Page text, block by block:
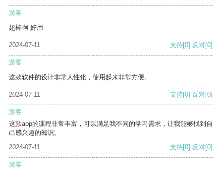
游客
超棒啊 好用
2024-07-11 支持[0] 反对[0]
游客
这款软件的设计非常人性化，使用起来非常方便。
2024-07-11 支持[0] 反对[0]
游客
这款app的课程非常丰富，可以满足我不同的学习需求，让我能够找到自
己感兴趣的知识。
2024-07-11
支持[0] 反对[0]
游客